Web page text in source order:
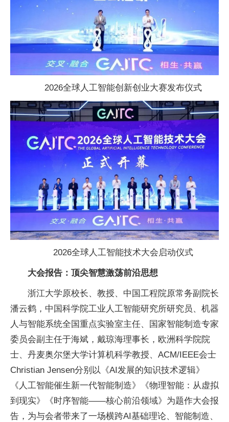
2026全球人工智能创新创业大赛发布仪式
2026全球人工智能技术大会启动仪式
大会报告：顶尖智慧激荡前沿思想
浙江大学原校长、教授、 中国工程院原常务副院长
潘云鹤， 中国科学院工业人工智能研究所研究员、机器
人与智能系统全国重点实验室主任、
国家智能制造专家
委员会副 主任于海斌，戴琼海理事长，欧洲科学院院
士、丹麦奥尔堡大学计算机科学教授、ACM/IEEE会士
Christian Jensen分别以《AI发展的知识技术逻辑》
《人工智能催生新一代智能制造》《物理智能：从虚拟
到现实》《时序智能——核心前沿领域》为题作大会报
告，为与会者带来了一场横跨AI基础理论、智能制造、